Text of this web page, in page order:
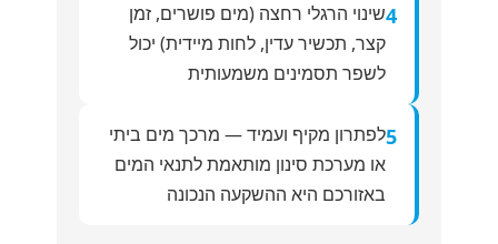
4שינוי הרגלי רחצה (מים פושרים, זמן
קצר, תכשיר עדין, לחות מיידית) יכול
לשפר תסמינים משמעותית
5לפתרון מקיף ועמיד — מרכך מים ביתי
או מערכת סינון מותאמת לתנאי המים
באזורכם היא ההשקעה הנכונה